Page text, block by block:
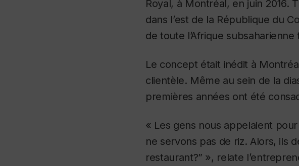
Royal, à Montréal, en juin 2016.
dans l’est de la République du
de toute l’Afrique
Le concept était inédit à
clientèle. Même au sein de la
premières années ont été
« Les gens nous appelaient
ne servons pas de riz. Alors, ils
restaurant?” », relate